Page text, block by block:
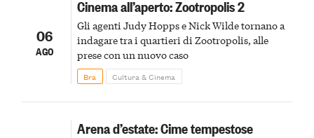
06
AGO
Cinema all’aperto: Zootropolis 2
Gli agenti Judy Hopps e Nick Wilde tornano a
indagare tra i quartieri di Zootropolis, alle
prese con un nuovo caso
Bra Cultura & Cinema
Arena d’estate: Cime tempestose